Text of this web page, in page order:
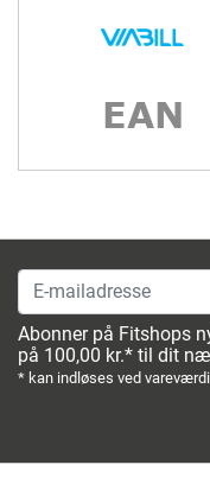
E-mailadresse
Abonner på Fitshops
på 100,00 kr.* til dit
* kan indløses ved